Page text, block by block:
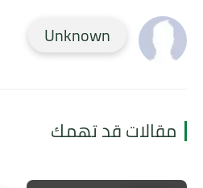
Unknown
مقالات قد تهمك